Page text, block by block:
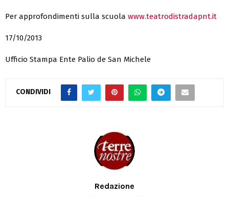
Per approfondimenti sulla scuola www.teatrodistradapnt.it
17/10/2013
Ufficio Stampa Ente Palio de San Michele
CONDIVIDI
Redazione